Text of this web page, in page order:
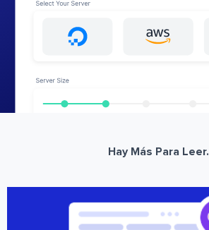
Hay Más Para Leer.